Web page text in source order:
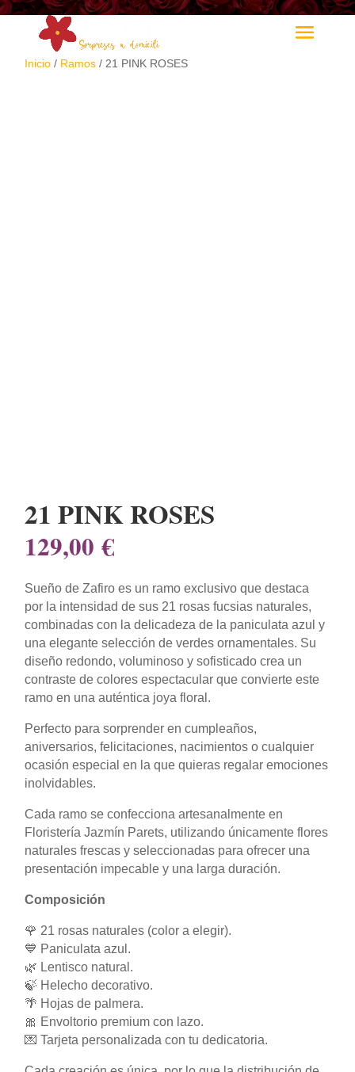
Inicio / Ramos / 21 PINK ROSES
21 PINK ROSES
129,00€
Sueño de Zafiro es un ramo exclusivo que destaca
por la intensidad de sus 21 rosas fucsias naturales,
combinadas con la delicadeza de la paniculata azul y
una elegante selección de verdes ornamentales. Su
diseño redondo, voluminoso y sofisticado crea un
contraste de colores espectacular que convierte este
ramo en una auténtica joya floral.
Perfecto para sorprender en cumpleaños,
aniversarios, felicitaciones, nacimientos o cualquier
ocasión especial en la que quieras regalar emociones
inolvidables.
Cada ramo se confecciona artesanalmente en
Floristería Jazmín Parets, utilizando únicamente flores
naturales frescas y seleccionadas para ofrecer una
presentación impecable y una larga duración.
Composición
🌹 21 rosas naturales (color a elegir).
💙 Paniculata azul.
🌿 Lentisco natural.
🍃 Helecho decorativo.
🌴 Hojas de palmera.
🎀 Envoltorio premium con lazo.
💌 Tarjeta personalizada con tu dedicatoria.